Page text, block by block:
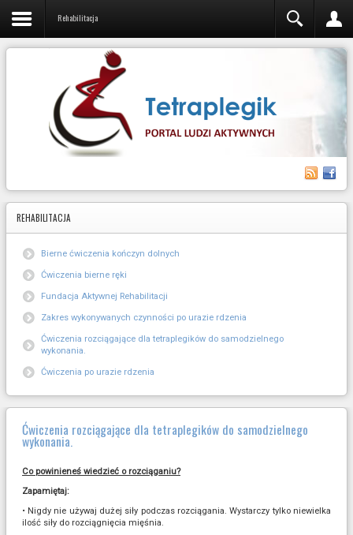
Rehabilitacja
Video
Ćwiczenia rozciągające dla tetraplegików do samodzielnego
wykonania.
Co powinieneś wiedzieć o rozciąganiu?
Zapamiętaj:
• Nigdy nie używaj dużej siły podczas rozciągania. Wystarczy tylko niewielka
ilość siły do rozciągnięcia mięśnia.
REHABILITACJA
Bierne ćwiczenia kończyn dolnych
Ćwiczenia bierne ręki
Fundacja Aktywnej Rehabilitacji
Zakres wykonywanych czynności po urazie rdzenia
Ćwiczenia rozciągające dla tetraplegików do samodzielnego
wykonania.
Ćwiczenia po urazie rdzenia